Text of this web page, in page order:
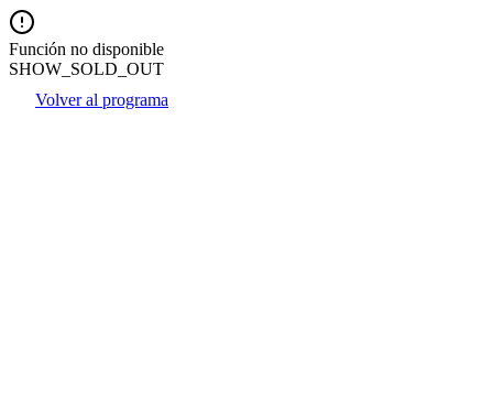
Función no disponible
SHOW_SOLD_OUT
Volver al programa